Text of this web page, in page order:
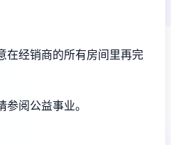
在经销商的所有房间里再完
阅公益事业。